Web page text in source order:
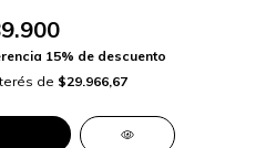
15% de descuento
de $29.966,67